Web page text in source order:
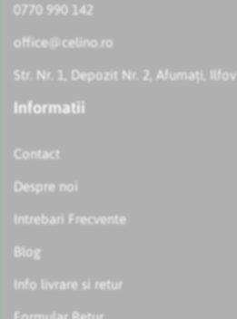
0770 990 142
office@celino.ro
Str. Nr. 1, Depozit Nr. 2, Afumați, Ilfov
Informatii
Contact
Despre noi
Intrebari Frecvente
Blog
Info livrare si retur